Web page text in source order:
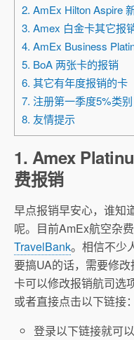
2. AmEx Hilton Aspire
3. Amex 白金卡其它报
4. AmEx Business
5. BoA 两张卡的报销
6. 其它有年度报销的卡
7. 注册第一季度5%类别
8. 友情提示
1. Amex
费报销
早点报销早安心，谁知
呢。目前AmEx航空杂
TravelBank。相信不少
要搞UA的话，需要修
卡可以修改报销航司选
或者直接点击以下链接：
登录以下链接就可